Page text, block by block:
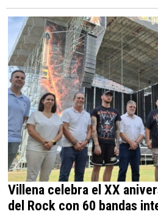
Villena celebra el XX
del Rock con 60 bandas